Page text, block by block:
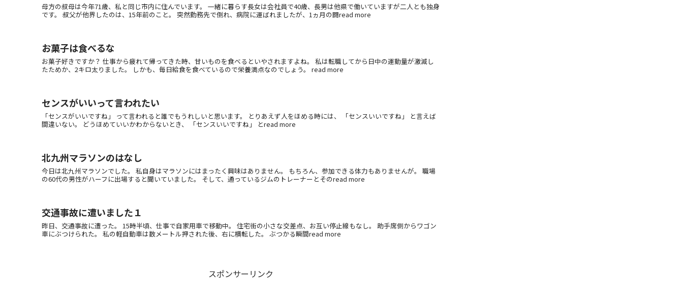
母方の叔母は今年71歳、私と同じ市内に住んでいます。 一緒に暮らす長女は会社員で40歳、長男は他県で働いていますが二人とも独身
です。 叔父が他界したのは、15年前のこと。 突然勤務先で倒れ、病院に運ばれましたが、1ヵ月の闘read more
お菓子は食べるな
お菓子好きですか？ 仕事から疲れて帰ってきた時、甘いものを食べるといやされますよね。 私は転職してから日中の運動量が激減し
たためか、2キロ太りました。 しかも、毎日給食を食べているので栄養満点なのでしょう。 read more
センスがいいって言われたい
「センスがいいですね」 って言われると誰でもうれしいと思います。 とりあえず人をほめる時には、 「センスいいですね」 と言えば
間違いない。 どうほめていいかわからないとき、 「センスいいですね」 とread more
北九州マラソンのはなし
今日は北九州マラソンでした。 私自身はマラソンにはまったく興味はありません。 もちろん、参加できる体力もありませんが。 職場
の60代の男性がハーフに出場すると聞いていました。 そして、通っているジムのトレーナーとそのread more
交通事故に遭いました１
昨日、交通事故に遭った。 15時半頃、仕事で自家用車で移動中。 住宅街の小さな交差点、お互い停止線もなし。 助手席側からワゴン
車にぶつけられた。 私の軽自動車は数メートル押された後、右に横転した。 ぶつかる瞬間read more
スポンサーリンク